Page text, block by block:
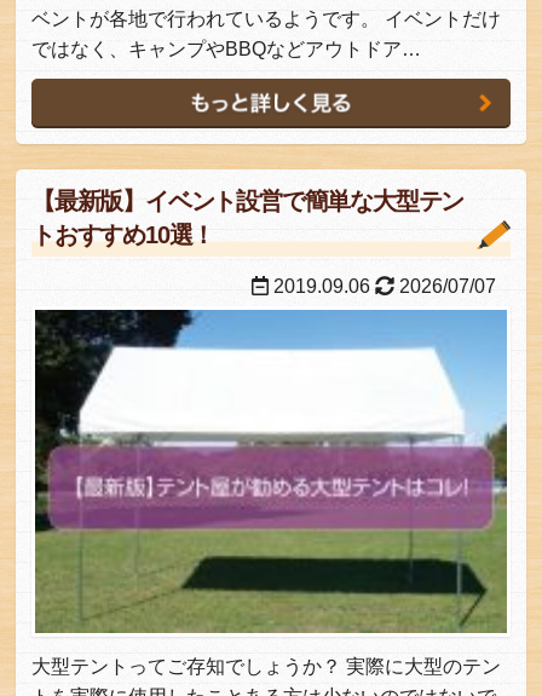
ベントが各地で行われているようです。 イベントだけ
ではなく、キャンプやBBQなどアウトドア…
【最新版】イベント設営で簡単な大型テン
トおすすめ10選！
2019.09.06 2026/07/07
大型テントってご存知でしょうか？ 実際に大型のテン